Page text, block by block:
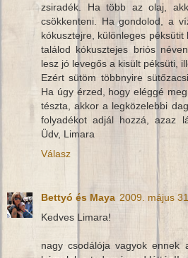
zsiradék. Ha több az olaj,
csökkenteni. Ha gondolod, a
kókusztejre, különleges
találod kókusztejes briós
lesz jó levegős a kisült péksüti,
Ezért sütöm többnyire
Ha úgy érzed, hogy eléggé
tészta, akkor a legközelebbi
folyadékot adjál hozzá, azaz
Üdv, Limara
Válasz
Bettyó és Maya 2009. május
Kedves Limara!
nagy csodálója vagyok ennek